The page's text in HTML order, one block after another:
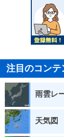
注目のコンテ
雨雲レ
天気図